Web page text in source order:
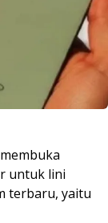
untuk lini
terbaru, yaitu